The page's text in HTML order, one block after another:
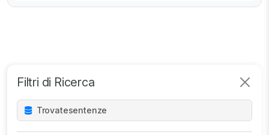
Filtri di Ricerca
Trovatesentenze